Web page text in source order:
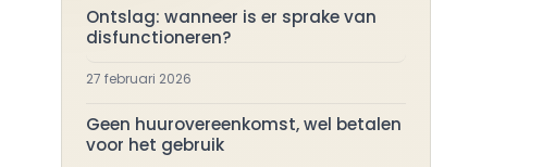
Ontslag: wanneer is er sprake van
disfunctioneren?
27 februari 2026
Geen huurovereenkomst, wel betalen
voor het gebruik